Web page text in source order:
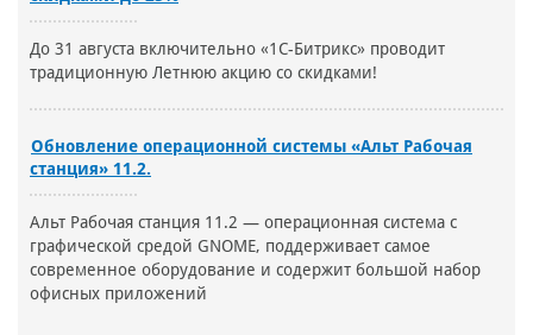
До 31 августа включительно «1С-Битрикс» проводит
традиционную Летнюю акцию со скидками!
Обновление операционной системы «Альт Рабочая
станция» 11.2.
Альт Рабочая станция 11.2 — операционная система с
графической средой GNOME, поддерживает самое
современное оборудование и содержит большой набор
офисных приложений